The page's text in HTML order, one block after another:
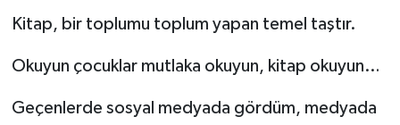
Kitap, bir toplumu toplum yapan temel taştır.
Okuyun çocuklar mutlaka okuyun, kitap okuyun…
Geçenlerde sosyal medyada gördüm, medyada